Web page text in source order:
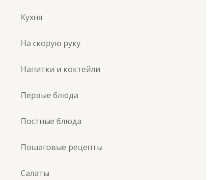
Кухня
На скорую руку
Напитки и коктейли
Первые блюда
Постные блюда
Пошаговые рецепты
Салаты